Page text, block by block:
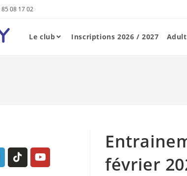
08 17 02
Le club Inscriptions 2026 / 2027
février